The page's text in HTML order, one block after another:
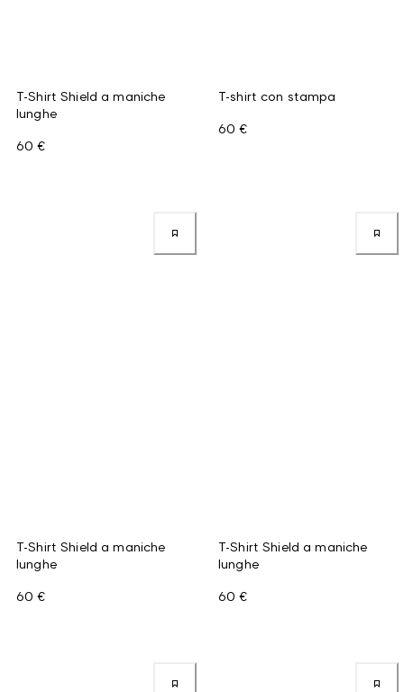
T-Shirt Shield a maniche
lunghe
60 €
T-shirt con stampa
60 €
T-Shirt Shield a maniche
lunghe
60 €
T-Shirt Shield a maniche
lunghe
60 €